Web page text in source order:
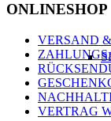
ONLINESHOP
VERSAND
VERTRAG